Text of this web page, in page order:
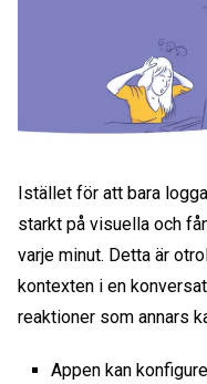
Istället för att bara
starkt på visuella och
varje minut. Detta är
kontexten i en
reaktioner som annars
Appen kan